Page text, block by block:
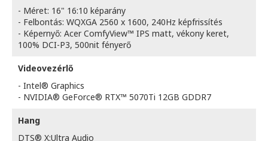
- Méret: 16" 16:10 képarány
- Felbontás: WQXGA 2560 x 1600, 240Hz képfrissítés
- Képernyő: Acer ComfyView™ IPS matt, vékony keret,
100% DCI-P3, 500nit fényerő
Videovezérlő
- Intel® Graphics
- NVIDIA® GeForce® RTX™ 5070Ti 12GB GDDR7
Hang
DTS® X:Ultra Audio